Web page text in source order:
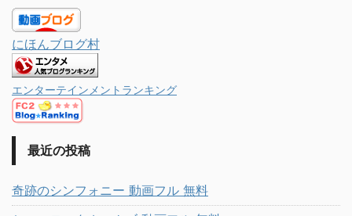
にほんブログ村
エンターテインメントランキング
最近の投稿
奇跡のシンフォニー 動画フル 無料